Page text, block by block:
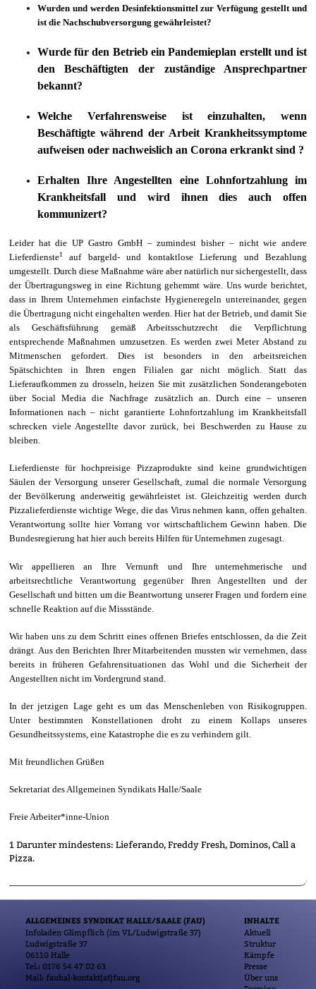
Wurden und werden Desinfektionsmittel zur Verfügung gestellt und
ist die Nachschubversorgung gewährleistet?
Wurde für den Betrieb ein Pandemieplan erstellt und ist
den Beschäftigten der zuständige Ansprechpartner
bekannt?
Welche Verfahrensweise ist einzuhalten, wenn
Beschäftigte während der Arbeit Krankheitssymptome
aufweisen oder nachweislich an Corona erkrankt sind ?
Erhalten Ihre Angestellten eine Lohnfortzahlung im
Krankheitsfall und wird ihnen dies auch offen
kommunizert?
Leider hat die UP Gastro GmbH – zumindest bisher – nicht wie andere
Lieferdienste1auf bargeld-und kontaktlose Lieferung und Bezahlung
umgestellt. Durch diese Maßnahme wäre aber natürlich nur sichergestellt, dass
der Übertragungsweg in eine Richtung gehemmt wäre. Uns wurde berichtet,
dass in Ihrem Unternehmen einfachste Hygieneregeln untereinander, gegen
die Übertragung nicht eingehalten werden. Hier hat der Betrieb, und damit Sie
als Geschäftsführung gemäß Arbeitsschutzrecht die Verpflichtung
entsprechende Maßnahmen umzusetzen. Es werden zwei Meter Abstand zu
Mitmenschen gefordert. Dies ist besonders in den arbeitsreichen
Spätschichten in Ihren engen Filialen gar nicht möglich. Statt das
Lieferaufkommen zu drosseln, heizen Sie mit zusätzlichen Sonderangeboten
über Social Media die Nachfrage zusätzlich an. Durch eine – unseren
Informationen nach – nicht garantierte Lohnfortzahlung im Krankheitsfall
schrecken viele Angestellte davor zurück, bei Beschwerden zu Hause zu
bleiben.
Lieferdienste für hochpreisige Pizzaprodukte sind keinegrundwichtigen
Säulen der Versorgung unserer Gesellschaft, zumal die normale Versorgung
der Bevölkerung anderweitig gewährleistet ist. Gleichzeitig werden durch
Pizzalieferdienste wichtige Wege, die das Virus nehmen kann, offen gehalten.
Verantwortung sollte hier Vorrang vor wirtschaftlichem Gewinn haben. Die
Bundesregierung hat hier auch bereits Hilfen für Unternehmen zugesagt.
Wir appellieren an Ihre Vernunft und Ihre unternehmerische und
arbeitsrechtliche Verantwortung gegenüber Ihren Angestellten und der
Gesellschaft und bitten um die Beantwortung unserer Fragen und fordern eine
schnelle Reaktion auf die Missstände.
Wir haben uns zu dem Schritt eines offenen Briefes entschlossen, da die Zeit
drängt. Aus den Berichten Ihrer Mitarbeitenden mussten wir vernehmen, dass
bereits in früheren Gefahrensituationen das Wohl und die Sicherheit der
Angestellten nicht im Vordergrund stand.
In der jetzigen Lage geht es um das Menschenleben von Risikogruppen.
Unter bestimmtenKonstellationen droht zu einem Kollaps unseres
Gesundheitssystems, eine Katastrophe die es zu verhindern gilt.
Mit freundlichen Grüßen
Sekretariat des Allgemeinen Syndikats Halle/Saale
Freie Arbeiter*inne-Union
1 Darunter mindestens: Lieferando, Freddy Fresh, Dominos, Call a
Pizza.
ALLGEMEINES SYNDIKAT HALLE/SAALE (FAU)
Infoladen Glimpflich (im VL/Ludwigstraße 37)
Ludwigstraße 37
06110 Halle
Tel.: 0176 54 47 02 63
Mail: fauhal-kontakt(at)fau.org
INHALTE
Aktuell
Struktur
Kämpfe
Presse
Über uns